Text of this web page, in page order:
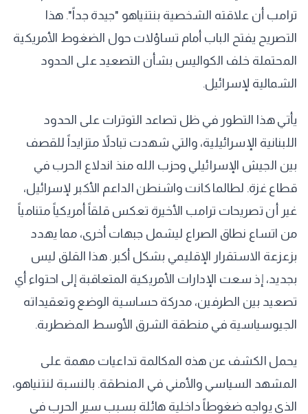
ترامب أن علاقته الشخصية بنتنياهو "جيدة جداً". هذا
التصريح يفتح الباب أمام تساؤلات حول الضغوط الأمريكية
المحتملة خلف الكواليس بشأن التصعيد على الحدود
الشمالية لإسرائيل.
يأتي هذا التطور في ظل تصاعد التوترات على الحدود
اللبنانية الإسرائيلية، والتي شهدت تبادلاً متزايداً للقصف
بين الجيش الإسرائيلي وحزب الله منذ اندلاع الحرب في
قطاع غزة. لطالما كانت واشنطن الداعم الأكبر لإسرائيل،
غير أن تصريحات ترامب الأخيرة تعكس قلقاً أمريكياً متنامياً
من اتساع نطاق الصراع ليشمل جبهات أخرى، مما يهدد
بزعزعة الاستقرار الإقليمي بشكل أكبر. هذا القلق ليس
بجديد، إذ سعت الإدارات الأمريكية المتعاقبة إلى احتواء أي
تصعيد بين الطرفين، مدركة حساسية الوضع وتعقيداته
الجيوسياسية في منطقة الشرق الأوسط المضطربة.
يحمل الكشف عن هذه المكالمة تداعيات مهمة على
المشهد السياسي والأمني في المنطقة. بالنسبة لنتنياهو،
الذي يواجه ضغوطاً داخلية هائلة بسبب سير الحرب في